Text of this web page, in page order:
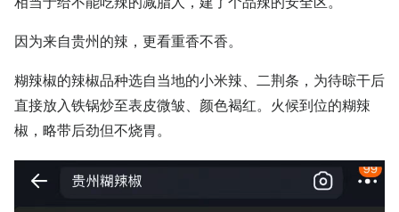
因为来自贵州的辣，更看重香不香。
糊辣椒的辣椒品种选自当地的小米辣、二荆条，为待晾干后
直接放入铁锅炒至表皮微皱、颜色褐红。火候到位的糊辣
椒，略带后劲但不烧胃。